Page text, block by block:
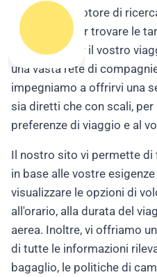
Fly Go è un motore di
progettato per trovare le
disponibili per il vostro
una vasta rete di
impegniamo a offrirvi una
sia diretti che con scali,
preferenze di viaggio e al
Il nostro sito vi permette
in base alle vostre
visualizzare le opzioni di
all'orario, alla durata del
aerea. Inoltre, vi offriamo
di tutte le informazioni
bagaglio, le politiche di